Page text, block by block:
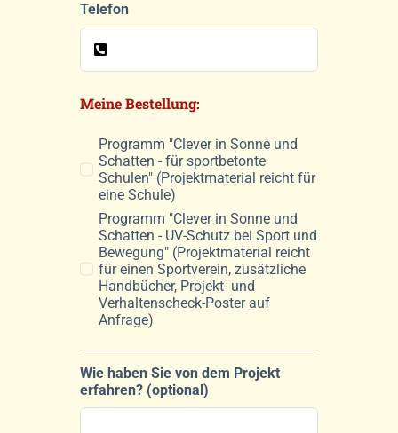
Telefon
Meine Bestellung:
Programm "Clever in Sonne und
Schatten - für sportbetonte
Schulen" (Projektmaterial reicht für
eine Schule)
Programm "Clever in Sonne und
Schatten - UV-Schutz bei Sport und
Bewegung" (Projektmaterial reicht
für einen Sportverein, zusätzliche
Handbücher, Projekt- und
Verhaltenscheck-Poster auf
Anfrage)
Wie haben Sie von dem Projekt
erfahren? (optional)